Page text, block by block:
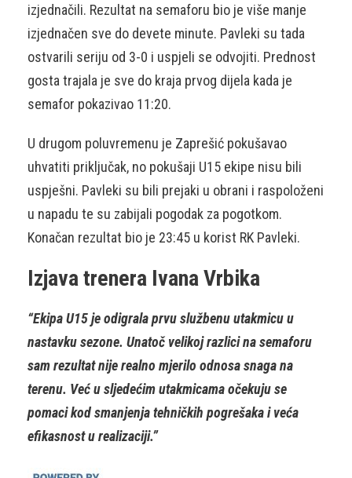
izjednačili. Rezultat na semaforu bio je više manje
izjednačen sve do devete minute. Pavleki su tada
ostvarili seriju od 3-0 i uspjeli se odvojiti. Prednost
gosta trajala je sve do kraja prvog dijela kada je
semafor pokazivao 11:20.
U drugom poluvremenu je Zaprešić pokušavao
uhvatiti priključak, no pokušaji U15 ekipe nisu bili
uspješni. Pavleki su bili prejaki u obrani i raspoloženi
u napadu te su zabijali pogodak za pogotkom.
Konačan rezultat bio je 23:45 u korist RK Pavleki.
Izjava trenera Ivana Vrbika
“Ekipa U15 je odigrala prvu službenu utakmicu u
nastavku sezone. Unatoč velikoj razlici na semaforu
sam rezultat nije realno mjerilo odnosa snaga na
terenu. Već u sljedećim utakmicama očekuju se
pomaci kod smanjenja tehničkih pogrešaka i veća
efikasnost u realizaciji.”